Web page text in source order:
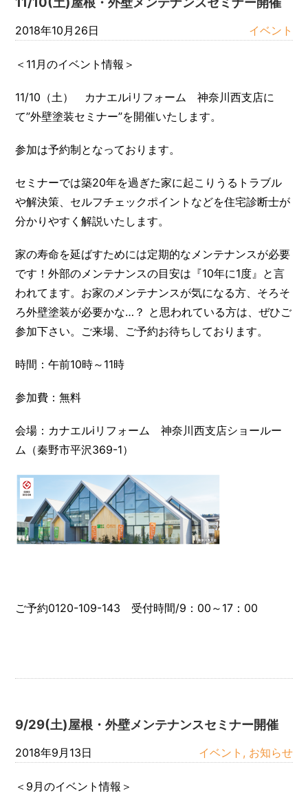
2018年10月26日 イベント
＜11月のイベント情報＞
11/10（土） カナエルiリフォーム 神奈川西支店に
て”外壁塗装セミナー”を開催いたします。
参加は予約制となっております。
セミナーでは築20年を過ぎた家に起こりうるトラブル
や解決策、セルフチェックポイントなどを住宅診断士が
分かりやすく解説いたします。
家の寿命を延ばすためには定期的なメンテナンスが必要
です！外部のメンテナンスの目安は『10年に1度』と言
われてます。お家のメンテナンスが気になる方、そろそ
ろ外壁塗装が必要かな…？ と思われている方は、ぜひご
参加下さい。ご来場、ご予約お待ちしております。
時間：午前10時～11時
参加費：無料
会場：カナエルiリフォーム 神奈川西支店ショールー
ム（秦野市平沢369-1）
ご予約0120-109-143 受付時間/9：00～17：00
9/29(土)屋根・外壁メンテナンスセミナー開催
2018年9月13日 イベント, お知らせ
＜9月のイベント情報＞